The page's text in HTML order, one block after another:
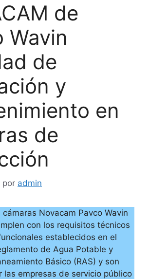
de
Wavin
de
y
en
de
por admin
cámaras Novacam Pavco Wavin
con los requisitos técnicos
establecidos en el
de Agua Potable y
Básico (RAS) y son
las empresas de servicio público